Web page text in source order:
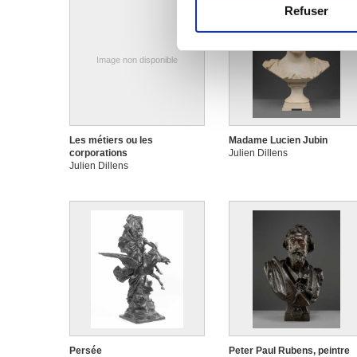
partenaires de médias
vous leur avez fournies ou
Refuser
Image non disponible
Les métiers ou les
corporations
Julien Dillens
Madame Lucien Jubin
Julien Dillens
Persée
Peter Paul Rubens, peintre